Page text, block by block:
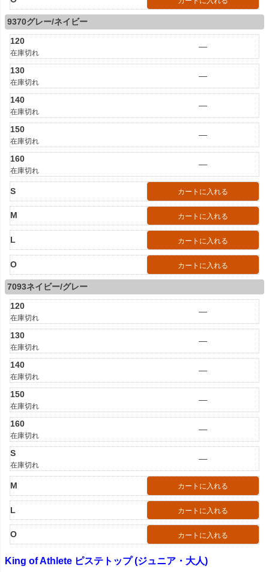
9370グレー/ネイビー
120
在庫切れ
—
130
在庫切れ
—
140
在庫切れ
—
150
在庫切れ
—
160
在庫切れ
—
S カートに入れる
M カートに入れる
L カートに入れる
O カートに入れる
7093ネイビー/グレー
120
在庫切れ
—
130
在庫切れ
—
140
在庫切れ
—
150
在庫切れ
—
160
在庫切れ
—
S
在庫切れ
—
M カートに入れる
L カートに入れる
O カートに入れる
King of Athlete ピステトップ (ジュニア・大人)